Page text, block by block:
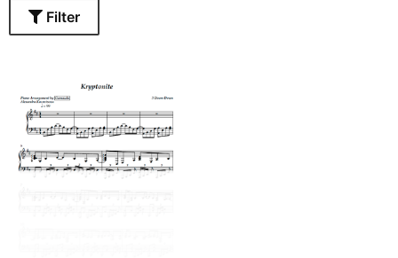
Filter